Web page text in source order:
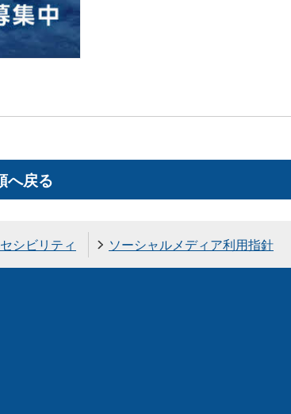
へ戻る
シビリティ ソーシャルメディア利用指針